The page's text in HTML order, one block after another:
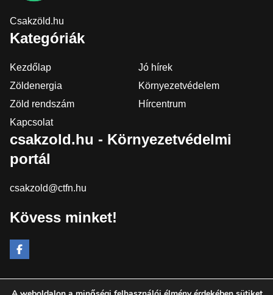
Csakzöld.hu
Kategóriák
Kezdőlap
Jó hírek
Zöldenergia
Környezetvédelem
Zöld rendszám
Hírcentrum
Kapcsolat
csakzold.hu - Környezetvédelmi
portál
csakzold@ctfn.hu
Kövess minket!